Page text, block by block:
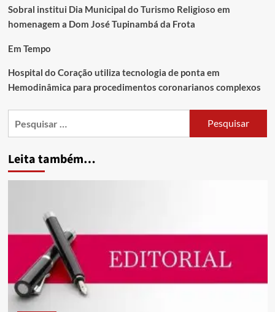
Sobral institui Dia Municipal do Turismo Religioso em
homenagem a Dom José Tupinambá da Frota
Em Tempo
Hospital do Coração utiliza tecnologia de ponta em
Hemodinâmica para procedimentos coronarianos complexos
Leita também…